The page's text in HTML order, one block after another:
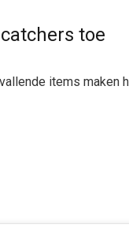
toe
items maken